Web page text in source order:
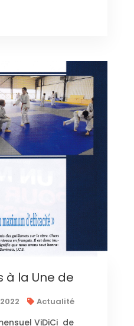
à la Une de
Actualité
ViDiCi de